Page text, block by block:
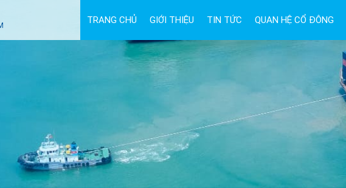
TRANG CHỦ GIỚI THIỆU TIN TỨC QUAN HỆ CỔ ĐÔNG